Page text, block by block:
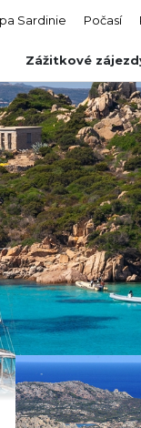
Sardinie Počasí
Zážitkové